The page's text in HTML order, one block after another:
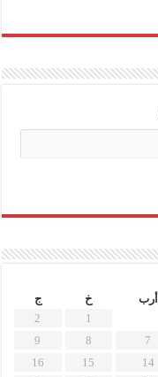
أرب خ
ج
1
2
7
8
9
14
15
16